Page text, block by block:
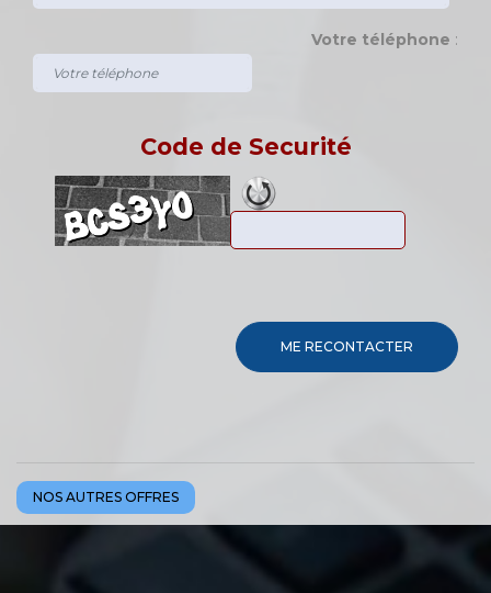
Votre téléphone :
Code de Securité
ME RECONTACTER
NOS AUTRES OFFRES